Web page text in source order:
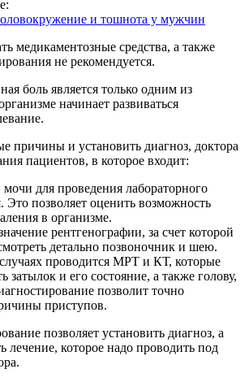
и тошнота у мужчин
медикаментозные средства, а также
не рекомендуется.
боль является только одним из
начинает развиваться
причины и установить диагноз, доктора
пациентов, в которое входит:
для проведения лабораторного
Это позволяет оценить возможность
в организме.
рентгенографии, за счет которой
детально позвоночник и шею.
проводится МРТ и КТ, которые
затылок и его состояние, а также голову,
позволит точно
приступов.
позволяет установить диагноз, а
лечение, которое надо проводить под